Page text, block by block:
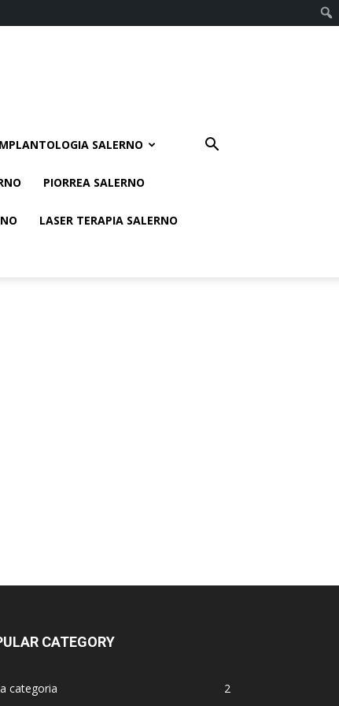
SALERNO
PIORREA SALERNO
LASER TERAPIA SALERNO
CATEGORY
categoria
2